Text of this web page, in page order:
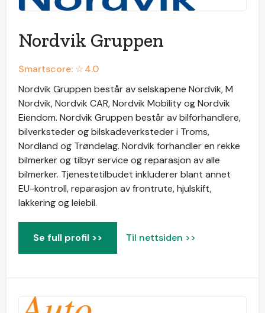
Nordvik Gruppen
Smartscore: ☆4.0
Nordvik Gruppen består av selskapene Nordvik, M
Nordvik, Nordvik CAR, Nordvik Mobility og Nordvik
Eiendom. Nordvik Gruppen består av bilforhandlere,
bilverksteder og bilskadeverksteder i Troms,
Nordland og Trøndelag. Nordvik forhandler en rekke
bilmerker og tilbyr service og reparasjon av alle
bilmerker. Tjenestetilbudet inkluderer blant annet
EU-kontroll, reparasjon av frontrute, hjulskift,
lakkering og leiebil.
Se full profil >> Til nettsiden >>